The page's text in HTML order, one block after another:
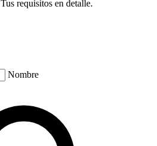
Tus requisitos en detalle.
Nombre